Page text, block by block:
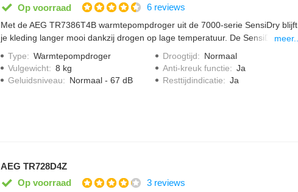
Op voorraad
6 reviews
Met de AEG TR7386T4B warmtepompdroger uit de 7000-serie SensiDry blijft
je kleding langer mooi dankzij drogen op lage temperatuur. De SensiDry-
vorm verliezen. Met MixDry droog je katoen en synthetica samen, zonder dat
je eerst hoeft te sorteren. De slimme PreciseDry-sensoren meten hoeveel
meer...
Type: Warmtepompdroger
Vulgewicht: 8 kg
Geluidsniveau: Normaal - 67 dB
Droogtijd: Normaal
Anti-kreuk functie: Ja
Resttijdindicatie: Ja
AEG TR728D4Z
Op voorraad
3 reviews